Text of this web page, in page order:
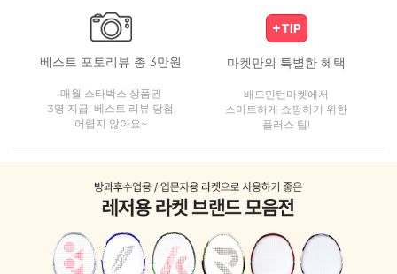
베스트 포토리뷰 총 3만원
매월 스타벅스 상품권
3명 지급! 베스트 리뷰 당첨
어렵지 않아요~
마켓만의 특별한 혜택
배드민턴마켓에서
스마트하게 쇼핑하기 위한
플러스 팁!